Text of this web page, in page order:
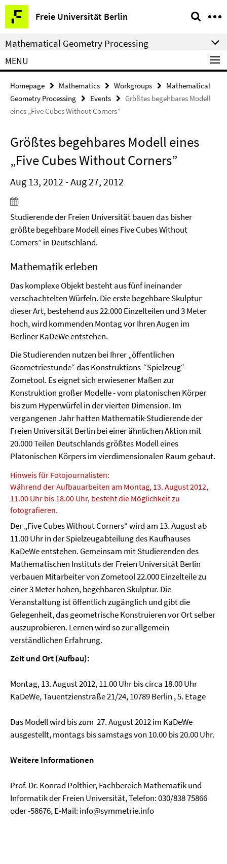
Springe
direkt
zu
Inhalt
Freie Universität Berlin
Service
Navigation
Mathematical Geometry Processing
MENU
Homepage Mathematics Workgroups
Mathematical
Geometry Processing
Events
Größtes begehbares Modell
eines „Five Cubes Without Corners”
Größtes begehbares Modell eines
„Five Cubes Without Corners”
Aug 13, 2012 - Aug 27, 2012
Studierende der Freien Universität bauen das bisher
größte begehbare Modell eines Five Cubes Without
Corners” in Deutschland.
Mathematik erleben
Das komplexe Objekt besteht aus fünf ineinander
verschachtelten Würfeln. Die erste begehbare Skulptur
dieser Art, bestehend aus 22.000 Einzelteilen und 3 Meter
hoch, wird kommenden Montag vor Ihren Augen im
Berliner KaDeWe entstehen.
Die Studierenden nutzen bei Ihrer „öffentlichen
Geometriestunde“ das Konstruktions-“Spielzeug“
Zometool. Es eignet sich erwiesener Maßen zur
Konstruktion großer Modelle - vom platonischen Körper
bis zum Hyperwürfel in der vierten Dimension. Im
vergangenen Jahr hatten Mathematik-Studierende der
Freien Universität Berlin bei einer ähnlichen Aktion mit
20.000 Teilen Deutschlands größtes Modell eines
Platonischen Körpers im vierdimensionalen Raum gebaut.
Hinweis für Fotojournalisten:
Während der Aufbauarbeiten am Montag, 13. August 2012,
11.00 Uhr bis 18.00 Uhr, besteht die Möglichkeit zu
fotografieren.
Der „Five Cubes Without Corners“ wird am 13. August ab
11.00 Uhr in der Spielzeugabteilung des Kaufhauses
KaDeWe entstehen. Gemeinsam mit Studierenden des
Mathematischen Instituts der Freien Universität Berlin
verbauen Mitarbeiter von Zometool 22.000 Einzelteile zu
einer 3 Meter hohen, begehbaren Skulptur. Die
Veranstaltung ist öffentlich zugänglich und gibt die
Gelegenheit, das geometrische Konstruieren vor Ort selber
auszuprobieren. Lernen wird so zur allgemein
verständlichen Erfahrung.
Zeit und Ort (Aufbau):
Montag, 13. August 2012, 11.00 Uhr bis circa 18.00 Uhr
KaDeWe, Tauentzienstraße 21/24, 10789 Berlin , 5. Etage
Das Modell wird bis zum 27. August 2012 im KaDeWe
ausgestellt, montags bis samstags von 10.00 bis 20.00 Uhr.
Weitere Informationen
Prof. Dr. Konrad Polthier, Fachbereich Mathematik und
Informatik der Freien Universität, Telefon: 030/838 75866
oder -58676, E-Mail: info@symmetrie.info